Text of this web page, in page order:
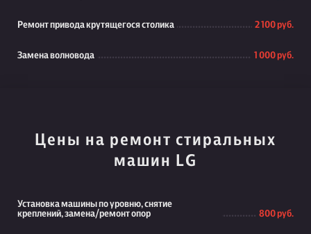
Ремонт привода крутящегося столика 2 100 руб.
Замена волновода 1 000 руб.
Цены на ремонт стиральных
машин LG
Установка машины по уровню, снятие
креплений, замена/ремонт опор
800 руб.